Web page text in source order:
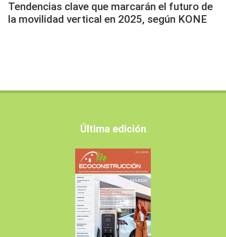
Tendencias clave que marcarán el futuro de
la movilidad vertical en 2025, según KONE
Última edición